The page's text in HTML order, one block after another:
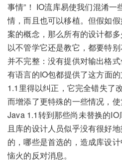
事情”！ IO流库易使我们混淆
情，而且也可以移植。但假如
案的概念，那么所有的设计都
以不管学它还是教它，都要特
并不完整：没有提供对输出格
有语言的IO包都提供了这方面
1.1里得以纠正，它完全错失了
而增添了更特殊的一些情况，使
Java 1.1转到那些尚未替换的
且库的设计人员似乎没有很好
的，哪些是首选的，造成库设
恼火的反对消息。